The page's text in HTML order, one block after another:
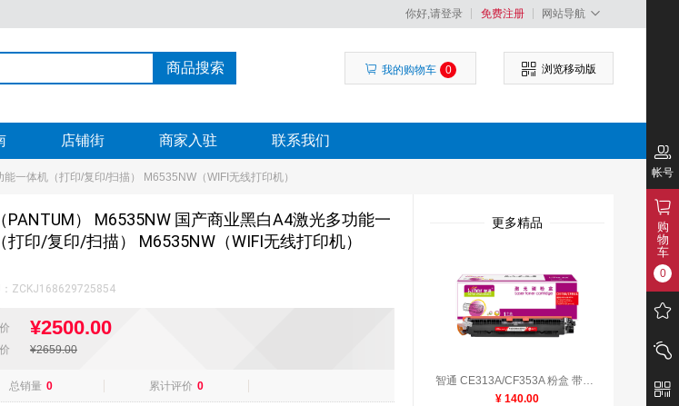
你好,请登录 免费注册 网站导航
商品搜索 我的购物车 0 浏览移动版
店铺街 商家入驻 联系我们
一体机（打印/复印/扫描） M6535NW（WIFI无线打印机）
PANTUM） M6535NW 国产商业黑白A4激光多功能一
打印/复印/扫描） M6535NW（WIFI无线打印机）
ZCKJ168629725854
¥2500.00
¥2659.00
总销量 0 累计评价 0
更多精品
智通 CE313A/CF353A 粉盒 带芯片 红色 1000页(A4,5%)适用惠普HP LaserJet CP1025 M175a M175nw M275
¥ 140.00
帐号
购
物
车
0